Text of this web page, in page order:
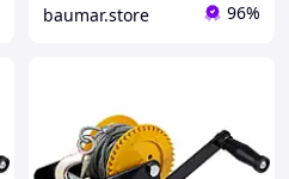
baumar.store 96%